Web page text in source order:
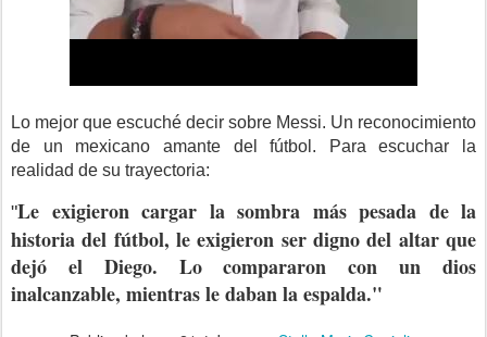
Lo mejor que escuché decir sobre Messi. Un reconocimiento
de un mexicano amante del fútbol. Para escuchar la
realidad de su trayectoria:
"Le exigieron cargar la sombra más pesada de la
historia del fútbol, le exigieron ser digno del altar que
dejó el Diego. Lo compararon con un dios
inalcanzable, mientras le daban la espalda."